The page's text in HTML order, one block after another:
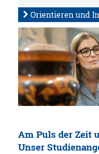
Orientieren und
Am Puls der Zeit
Unser